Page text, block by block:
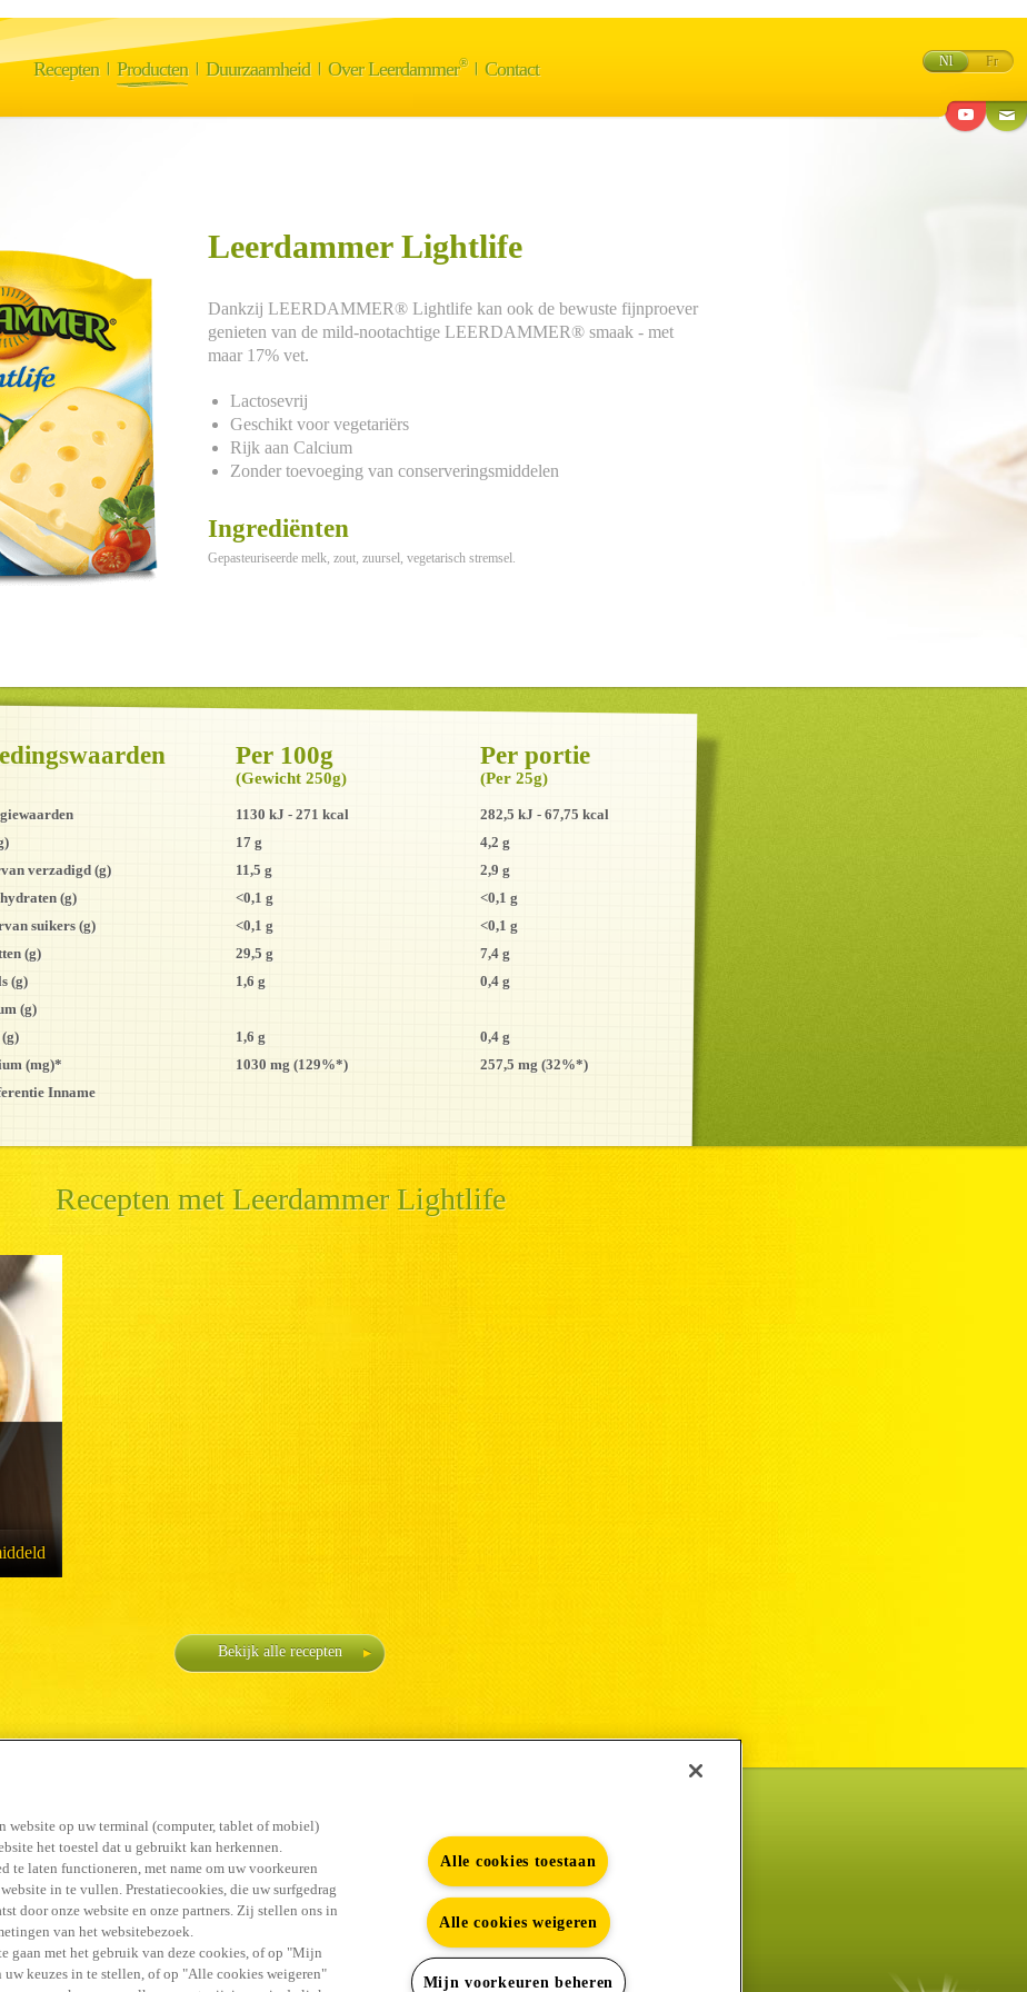
Recepten Producten Duurzaamheid Over Leerdammer® Contact Nl Fr
Leerdammer Lightlife
Dankzij LEERDAMMER® Lightlife kan ook de bewuste fijnproever
genieten van de mild-nootachtige LEERDAMMER® smaak - met
maar 17% vet.
Lactosevrij
Geschikt voor vegetariërs
Rijk aan Calcium
Zonder toevoeging van conserveringsmiddelen
Ingrediënten
Gepasteuriseerde melk, zout, zuursel, vegetarisch stremsel.
Per 100g
(Gewicht 250g)
Per portie
(Per 25g)
1130 kJ - 271 kcal
282,5 kJ - 67,75 kcal
17 g
4,2 g
verzadigd (g)
11,5 g
2,9 g
(g)
<0,1 g
<0,1 g
suikers (g)
<0,1 g
<0,1 g
(g)
29,5 g
7,4 g
(g)
1,6 g
0,4 g
(g)
1,6 g
0,4 g
(mg)*
1030 mg (129%*)
257,5 mg (32%*)
Inname
Recepten met Leerdammer Lightlife
Bekijk alle recepten
#GENIET ERVAN
Vind alle antwoorden in de FAQ
website op uw terminal (computer, tablet of mobiel)
het toestel dat u gebruikt kan herkennen.
te laten functioneren, met name om uw voorkeuren
in te vullen. Prestatiecookies, die uw surfgedrag
door onze website en onze partners. Zij stellen ons in
van het websitebezoek.
gaan met het gebruik van deze cookies, of op "Mijn
keuzes in te stellen, of op "Alle cookies weigeren"
Alle cookies toestaan
Alle cookies weigeren
Mijn voorkeuren beheren